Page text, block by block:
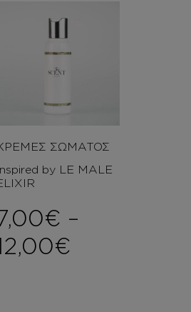
range: 6,00€
ΣΩΜΑΤΟΣ
by LE MALE
€ –
€